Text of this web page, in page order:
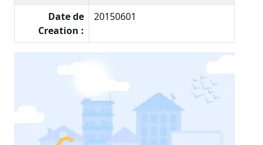
Date de
Creation :
20150601